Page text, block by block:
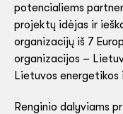
potencialiems
projektų idėjas ir
organizacijų iš 7
organizacijos –
Lietuvos
Renginio dalyviams